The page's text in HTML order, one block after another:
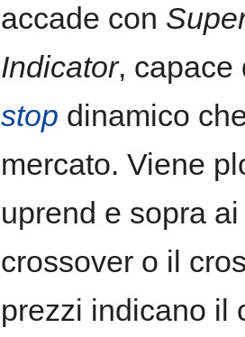
accade con
Indicator,
stop dinamico
mercato. Viene
uprend e sopra
crossover o il
prezzi indicano il